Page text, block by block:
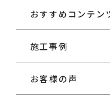
おすすめコンテン
施工事例
お客様の声